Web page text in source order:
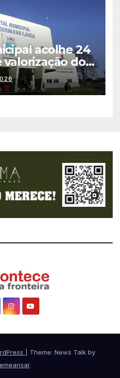
acolhe 24
dos
e institui mesa
negociação
Theme: News Talk by
.